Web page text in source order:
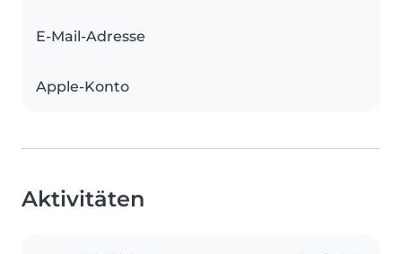
E-Mail-Adresse
Apple-Konto
Aktivitäten